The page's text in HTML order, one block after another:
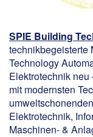
SPIE Building
technikbegeisterte
Technology
Elektrotechnik
mit modernsten
Elektrotechnik,
Maschinen- &